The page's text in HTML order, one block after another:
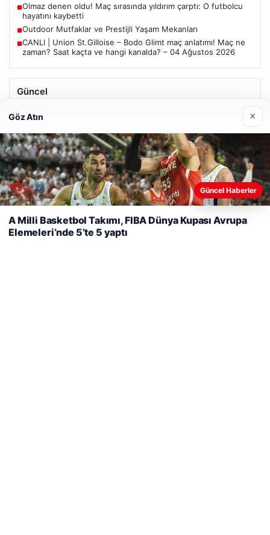
■Olmaz denen oldu! Maç sırasında yıldırım çarptı: O futbolcu
hayatını kaybetti
■Outdoor Mutfaklar ve Prestijli Yaşam Mekanları
■CANLI | Union St.Gilloise – Bodo Glimt maç anlatımı! Maç ne
zaman? Saat kaçta ve hangi kanalda? – 04 Ağustos 2026
Güncel
Trabzonspor’da Mohamed Salah’ın Transferinde Görkemli
İmza Töreni: Taraftarlar Tarihi Ana Tanıklık Etti
08/05/2026
Personeline Ödül
Web sitemizi nasıl kullandığınızı daha iyi anlayabilmek,
deneyiminizi kişiselleştirmek ve geliştirmek amacıyla çerezler
kullanıyoruz.
Çerez Politikamız
Reddet Kabul Et
Göz Atın ×
Güncel Haberler
A Milli Basketbol Takımı, FIBA Dünya Kupası Avrupa
Elemeleri’nde 5’te 5 yaptı